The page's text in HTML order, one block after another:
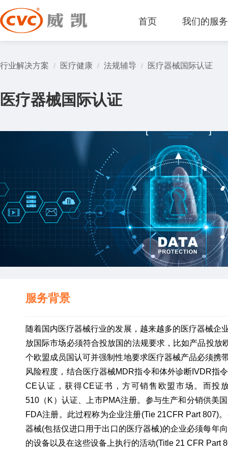
首页 我们的服务
行业解决方案 / 医疗健康 / 法规辅导 / 医疗器械国际认证
医疗器械国际认证
服务背景
随着国内医疗器械行业的发展，越来越多的医疗器械企
放国际市场必须符合投放国的法规要求，比如产品投
个欧盟成员国认可并强制性地要求医疗器械产品必须携
风险程度，结合医疗器械MDR指令和体外诊断IVDR指
CE认证，获得CE证书，方可销售欧盟市场。而投
510（K）认证、上市PMA注册。参与生产和分销供美
FDA注册。此过程称为企业注册(Tie 21CFR Part 807)
器械(包括仅进口用于出口的医疗器械)的企业必须每年
的设备以及在这些设备上执行的活动(Title 21 CFR Part